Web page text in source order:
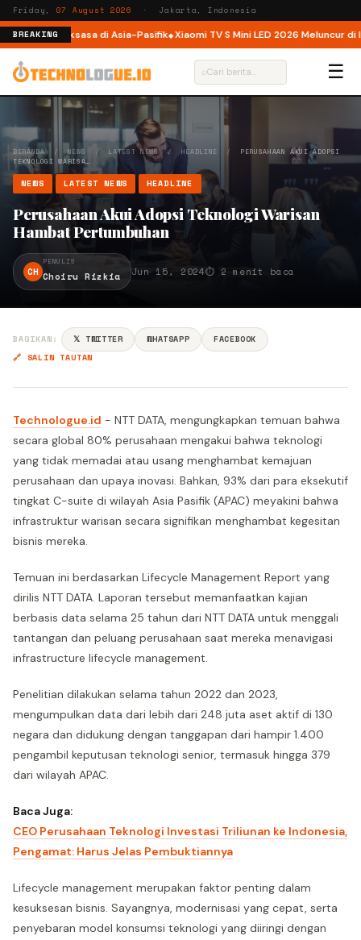
Friday, 07 August 2026 · Jakarta, Indonesia
BREAKING
AI Raksasa di Asia-Pasifik Xiaomi TV S Mini LED 2026 Meluncur di
⌕ ☰
BERANDA /NEWS / LATEST NEWS/ HEADLINE / PERUSAHAAN AKUI ADOPSI
TEKNOLOGI WARISA…
NEWS LATEST NEWS HEADLINE
Perusahaan Akui Adopsi Teknologi Warisan
Hambat Pertumbuhan
CH
PENULIS
Choiru Rizkia Jun 15, 2024⏱ 2 menit baca
BAGIKAN: 𝕏 TWITTER WHATSAPP
FACEBOOK
🔗 SALIN TAUTAN
Technologue.id - NTT DATA, mengungkapkan temuan bahwa
secara global 80% perusahaan mengakui bahwa teknologi
yang tidak memadai atau usang menghambat kemajuan
perusahaan dan upaya inovasi. Bahkan, 93% dari para eksekutif
tingkat C-suite di wilayah Asia Pasifik (APAC) meyakini bahwa
infrastruktur warisan secara signifikan menghambat kegesitan
bisnis mereka.
Temuan ini berdasarkan Lifecycle Management Report yang
dirilis NTT DATA. Laporan tersebut memanfaatkan kajian
berbasis data selama 25 tahun dari NTT DATA untuk menggali
tantangan dan peluang perusahaan saat mereka menavigasi
infrastructure lifecycle management.
Penelitian dilakukan selama tahun 2022 dan 2023,
mengumpulkan data dari lebih dari 248 juta aset aktif di 130
negara dan didukung dengan tanggapan dari hampir 1.400
pengambil keputusan teknologi senior, termasuk hingga 379
dari wilayah APAC.
Baca Juga:
CEO Perusahaan Teknologi Investasi Triliunan ke Indonesia,
Pengamat: Harus Jelas Pembuktiannya
Lifecycle management merupakan faktor penting dalam
kesuksesan bisnis. Sayangnya, modernisasi yang cepat, serta
penyebaran model konsumsi teknologi yang diiringi dengan